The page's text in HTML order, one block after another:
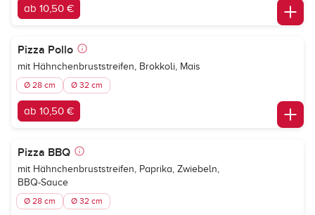
ab 10,50 €
Pizza Pollo
mit Hähnchenbruststreifen, Brokkoli, Mais
Ø 28 cm Ø 32 cm
ab 10,50 €
Pizza BBQ
mit Hähnchenbruststreifen, Paprika, Zwiebeln,
BBQ-Sauce
Ø 28 cm Ø 32 cm